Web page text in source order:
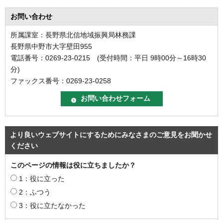
お問い合わせ
所属課室：長野県北信地域振興局林務課
長野県中野市大字壁田955
電話番号：0269-23-0215 (受付時間：平日 9時00分～16時30
分)
ファックス番号：0269-23-0258
より良いウェブサイトにするためにみなさまのご意見をお聞かせ
ください
このページの情報は役に立ちましたか？
1：役に立った
2：ふつう
3：役に立たなかった